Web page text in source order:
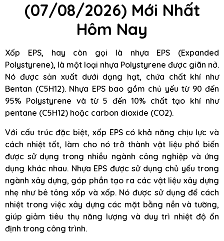
(07/08/2026) Mới Nhất
Hôm Nay
Xốp EPS, hay còn gọi là nhựa EPS (Expanded
Polystyrene), là một loại nhựa Polystyrene được giãn nở.
Nó được sản xuất dưới dạng hạt, chứa chất khí như
Bentan (C5H12). Nhựa EPS bao gồm chủ yếu từ 90 đến
95% Polystyrene và từ 5 đến 10% chất tạo khí như
pentane (C5H12) hoặc carbon dioxide (CO2).
Với cấu trúc đặc biệt, xốp EPS có khả năng chịu lực và
cách nhiệt tốt, làm cho nó trở thành vật liệu phổ biến
được sử dụng trong nhiều ngành công nghiệp và ứng
dụng khác nhau. Nhựa EPS được sử dụng chủ yếu trong
ngành xây dựng, góp phần tạo ra các vật liệu xây dựng
nhẹ như bê tông xốp và xốp. Nó được sử dụng để cách
nhiệt trong việc xây dựng các mặt bằng nền và tường,
giúp giảm tiêu thụ năng lượng và duy trì nhiệt độ ổn
định trong công trình.